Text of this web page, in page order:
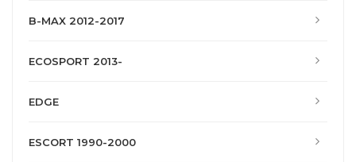
B-MAX 2012-2017
ECOSPORT 2013-
EDGE
ESCORT 1990-2000